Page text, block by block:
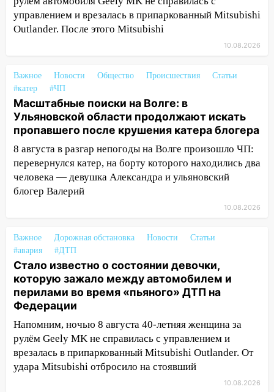
10:00 В Кузоватово ураганный ветер
повредил кровли районного дома
культуры и школы
машину в Ульяновске попал на видео
09:16
Утро ульяновских водителей
началось с «глухой» пробки на старом
мосту
09:10
Соцсети: на Московском шоссе в
Ульяновске произошла авария
08:02 В Ульяновске во время
диспансеризации у 26-летнего парня
день: прогноз погоды в Ульяновске 10
августа
06:00 Как разрушительный ураган,
потопы и падающие деревья
парализовали Ульяновскую область: ЧП
за выходные
05:50 Пять украденных лошадей и
смертельная драка
Боль, скованность и старение
управлением и врезалась в припаркованный Mitsubishi
Outlander. После этого Mitsubishi
10.08.2026
Важное Новости Общество Происшествия
Статьи
#катер
#ЧП
Масштабные поиски на Волге: в
Ульяновской области продолжают искать
пропавшего после крушения катера блогера
8 августа в разгар непогоды на Волге произошло ЧП:
перевернулся катер, на борту которого находились два
человека — девушка Александра и ульяновский
блогер Валерий
10.08.2026
Важное Дорожная обстановка Новости
Статьи
#авария
#ДТП
Стало известно о состоянии девочки,
которую зажало между автомобилем и
перилами во время «пьяного» ДТП на
Федерации
Напомним, ночью 8 августа 40-летняя женщина за
рулём Geely MK не справилась с управлением и
врезалась в припаркованный Mitsubishi Outlander. От
удара Mitsubishi отбросило на стоявший
10.08.2026